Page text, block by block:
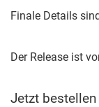
Finale Details
Der Release ist
Jetzt bestellen